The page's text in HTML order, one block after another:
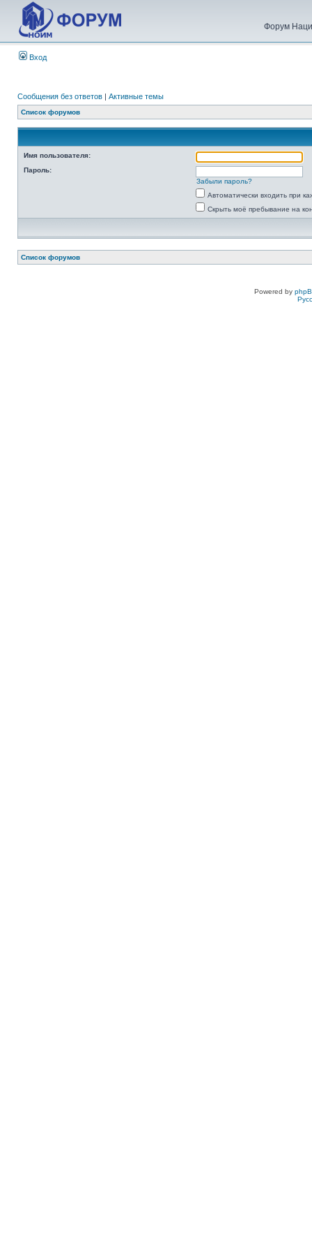
Форум
Вход
Сообщения без ответов | Активные темы
Список форумов
Имя пользователя:
Пароль:
Забыли пароль?
Автоматически входить при
Скрыть моё пребывание на
Список форумов
Powered by